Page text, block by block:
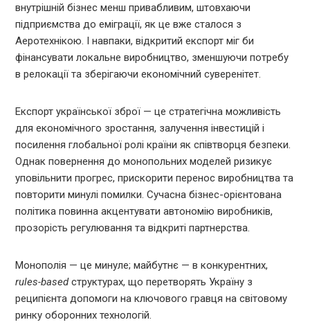
внутрішній бізнес менш привабливим, штовхаючи
підприємства до еміграції, як це вже сталося з
Аеротехнікою. І навпаки, відкритий експорт міг би
фінансувати локальне виробництво, зменшуючи потребу
в релокації та зберігаючи економічний суверенітет.
Експорт української зброї — це стратегічна можливість
для економічного зростання, залучення інвестицій і
посилення глобальної ролі країни як співтворця безпеки.
Однак повернення до монопольних моделей ризикує
уповільнити прогрес, прискорити перенос виробництва та
повторити минулі помилки. Сучасна бізнес-орієнтована
політика повинна акцентувати автономію виробників,
прозорість регулювання та відкриті партнерства.
Монополія — це минуле; майбутнє — в конкурентних,
rules-basedструктурах, що перетворять Україну з
реципієнта допомоги на ключового гравця на світовому
ринку оборонних технологій.